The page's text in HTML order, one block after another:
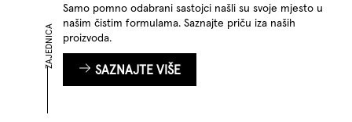
Samo pomno odabrani sastojci našli su svoje mjesto u
našim čistim formulama. Saznajte priču iza naših
proizvoda.
SAZNAJTE VIŠE
ZAJEDNICA